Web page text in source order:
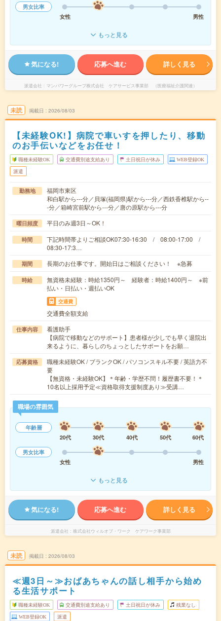
男女比率
女性
男性
もっと見る
気になる! 応募へ進む 詳しく見る
派遣会社 マンパワーグループ株式会社 ケアサービス事業部 （医療福祉介護関連）
未読 掲載日 2026/08/03
【未経験OK!】病院で車いすを押したり、移動
のお手伝いなどをお任せ！
職種未経験OK 交通費別途支給あり 土日祝日が休み WEB登録OK
派遣
勤務地
福岡市東区
和白駅から---分／貝塚(福岡県)駅から---分／西鉄香椎駅から--
-分／箱崎宮前駅から---分／唐の原駅から---分
曜日頻度 平日のみ週3日～OK！
時間
下記時間帯よりご相談OK07:30-16:30 / 08:00-17:00 /
08:30-17:3…
期間 長期のお仕事です。開始日はご相談ください！ ※急募
時給
無資格未経験：時給1350円～ 経験者：時給1400円～ ※前
払い・日払い・週払いOK
交通費
交通費全額支給
仕事内容
看護助手
【病院で移動などのサポート】患者様が少しでも早く退院出
来るように、暮らしのちょっとしたサポートをお願…
応募資格
職種未経験OK / ブランクOK / パソコンスキル不要 / 英語力不
要
【無資格・未経験OK】＊年齢・学歴不問！履歴書不要！＊
10名以上採用予定≪資格取得支援制度あり≫受講…
職場の雰囲気
年齢層
20代
30代 40代 50代
60代
男女比率
女性
男性
もっと見る
気になる! 応募へ進む 詳しく見る
派遣会社 株式会社ウィルオブ・ワーク ケアワーク事業部
未読 掲載日 2026/08/03
≪週3日～≫おばあちゃんの話し相手から始め
る生活サポート
職種未経験OK 交通費別途支給あり 土日祝日が休み 残業なし
WEB登録OK 派遣